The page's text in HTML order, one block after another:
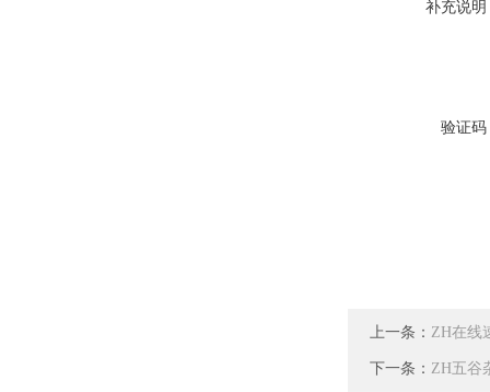
补充说明
验证码
上一条： ZH在线
下一条： ZH五谷